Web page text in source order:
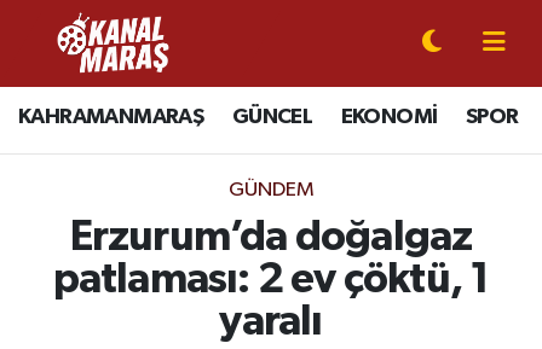
KAHRAMANMARAŞ GÜNCEL EKONOMİ SPOR
GÜNDEM
Erzurum’da doğalgaz
patlaması: 2 ev çöktü, 1
yaralı
CANLI YAYIN
KAHRAMANMARAŞ
SPOR
Kahramanmaraş Nöbetçi Eczaneler
Kahramanmaraş Hava Durumu
Kahramanmaraş Trafik Yoğunluk Haritası
Süper Lig Puan Durumu ve Fikstür